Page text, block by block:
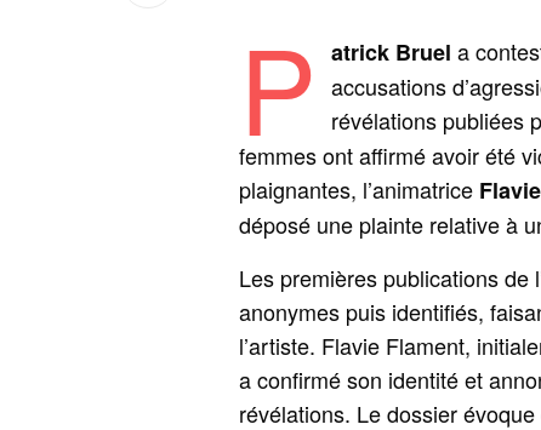
P atrick Bruel a
accusations
révélations publiées
femmes ont affirmé avoir été
plaignantes, l’animatrice
déposé une plainte relative à
Les premières publications de
anonymes puis identifiés,
l’artiste. Flavie Flament,
a confirmé son identité et
révélations. Le dossier